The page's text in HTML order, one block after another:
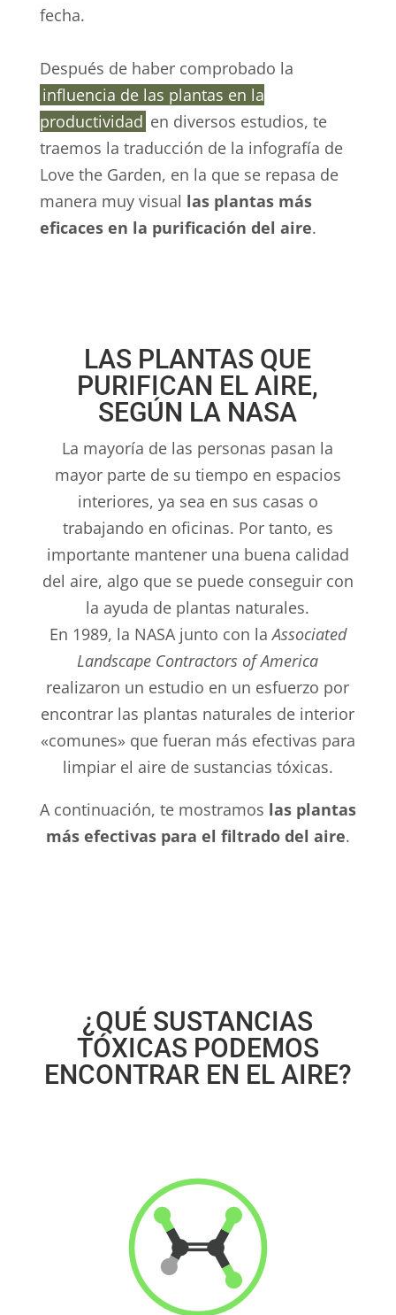
fecha.
Después de haber comprobado la
influencia de las plantas en la
productividad en diversos estudios, te
traemos la traducción de la infografía de
Love the Garden, en la que se repasa de
manera muy visual las plantas más
eficaces en la purificación del aire.
LAS PLANTAS QUE
PURIFICAN EL AIRE,
SEGÚN LA NASA
La mayoría de las personas pasan la
mayor parte de su tiempo en espacios
interiores, ya sea en sus casas o
trabajando en oficinas. Por tanto, es
importante mantener una buena calidad
del aire, algo que se puede conseguir con
la ayuda de plantas naturales.
En 1989, la NASA junto con laAssociated
Landscape Contractors of America
realizaron un estudio en un esfuerzo por
encontrar las plantas naturales de interior
«comunes» que fueran más efectivas para
limpiar el aire de sustancias tóxicas.
A continuación, te mostramos las plantas
más efectivas para el filtrado del aire.
¿QUÉ SUSTANCIAS
TÓXICAS PODEMOS
ENCONTRAR EN EL AIRE?